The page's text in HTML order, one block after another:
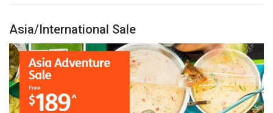
Asia/International Sale